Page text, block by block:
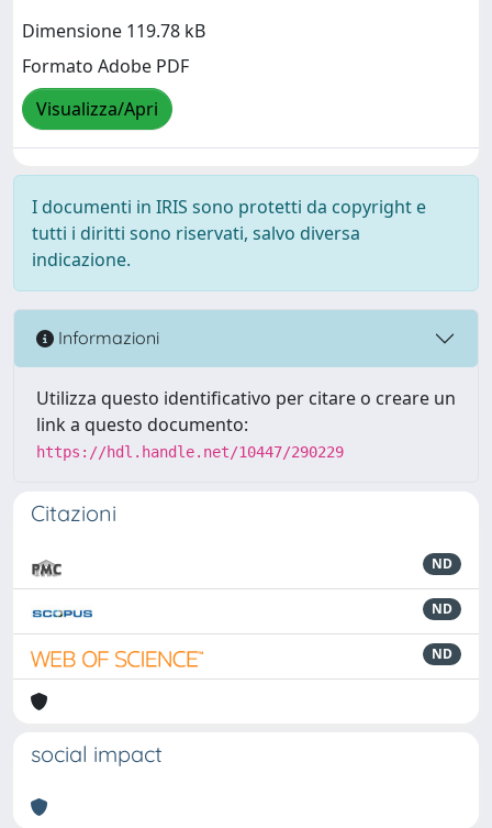
Dimensione 119.78 kB
Formato Adobe PDF
Visualizza/Apri
I documenti in IRIS sono protetti da copyright e
tutti i diritti sono riservati, salvo diversa
indicazione.
Informazioni
Utilizza questo identificativo per citare o creare un
link a questo documento:
https://hdl.handle.net/10447/290229
Citazioni
ND
ND
ND
social impact